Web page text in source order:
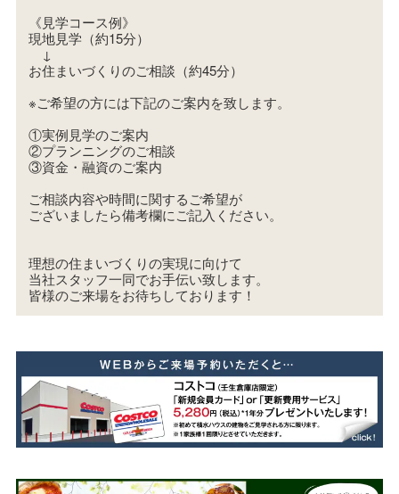
《見学コース例》
現地見学（約15分）
↓
お住まいづくりのご相談（約45分）
※ご希望の方には下記のご案内を致します。
①実例見学のご案内
②プランニングのご相談
③資金・融資のご案内
ご相談内容や時間に関するご希望が
ございましたら備考欄にご記入ください。
理想の住まいづくりの実現に向けて
当社スタッフ一同でお手伝い致します。
皆様のご来場をお待ちしております！